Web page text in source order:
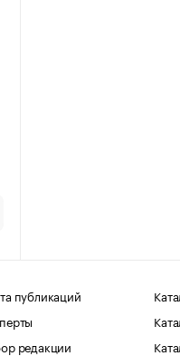
публикаций
редакции